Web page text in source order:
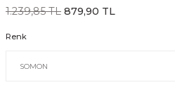
1.239,85 TL 879,90 TL
Renk